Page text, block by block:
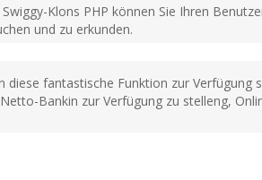
Klons PHP können Sie Ihren
und zu erkunden.
diese fantastische Funktion zur
Bankin zur Verfügung zu stelleng,